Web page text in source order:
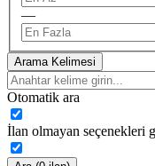
—
Arama Kelimesi
Otomatik ara
İlan olmayan seçenekleri